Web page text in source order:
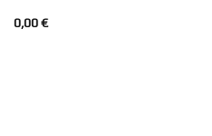
0,00€